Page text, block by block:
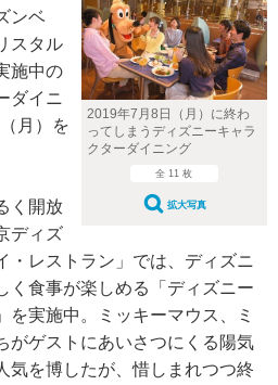
2019年7月8日（月）に終わ
ってしまうディズニーキャラ
クターダイニング
全 11 枚
拡大写真
ンベ
スタル
施中の
ダイニ
月）を
く開放
ディズ
・レストラン」では、ディズニ
く食事が楽しめる「ディズニー
を実施中。ミッキーマウス、ミ
がゲストにあいさつにくる陽気
気を博したが、惜しまれつつ終